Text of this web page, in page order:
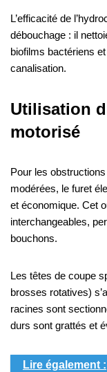
L’efficacité de
débouchage : il
biofilms bactériens
canalisation.
Utilisation
motorisé
Pour les
modérées, le furet
et économique. Cet
interchangeables,
bouchons.
Les têtes de coupe
brosses rotatives)
racines sont
durs sont grattés et
Lire également :